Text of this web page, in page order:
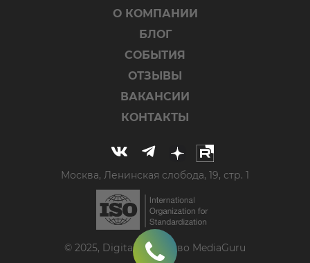
О КОМПАНИИ
БЛОГ
СОБЫТИЯ
ОТЗЫВЫ
ВАКАНСИИ
КОНТАКТЫ
Москва, Ленинская слобода, 19, стр. 1
© 2025, Digital-агентство MediaGuru